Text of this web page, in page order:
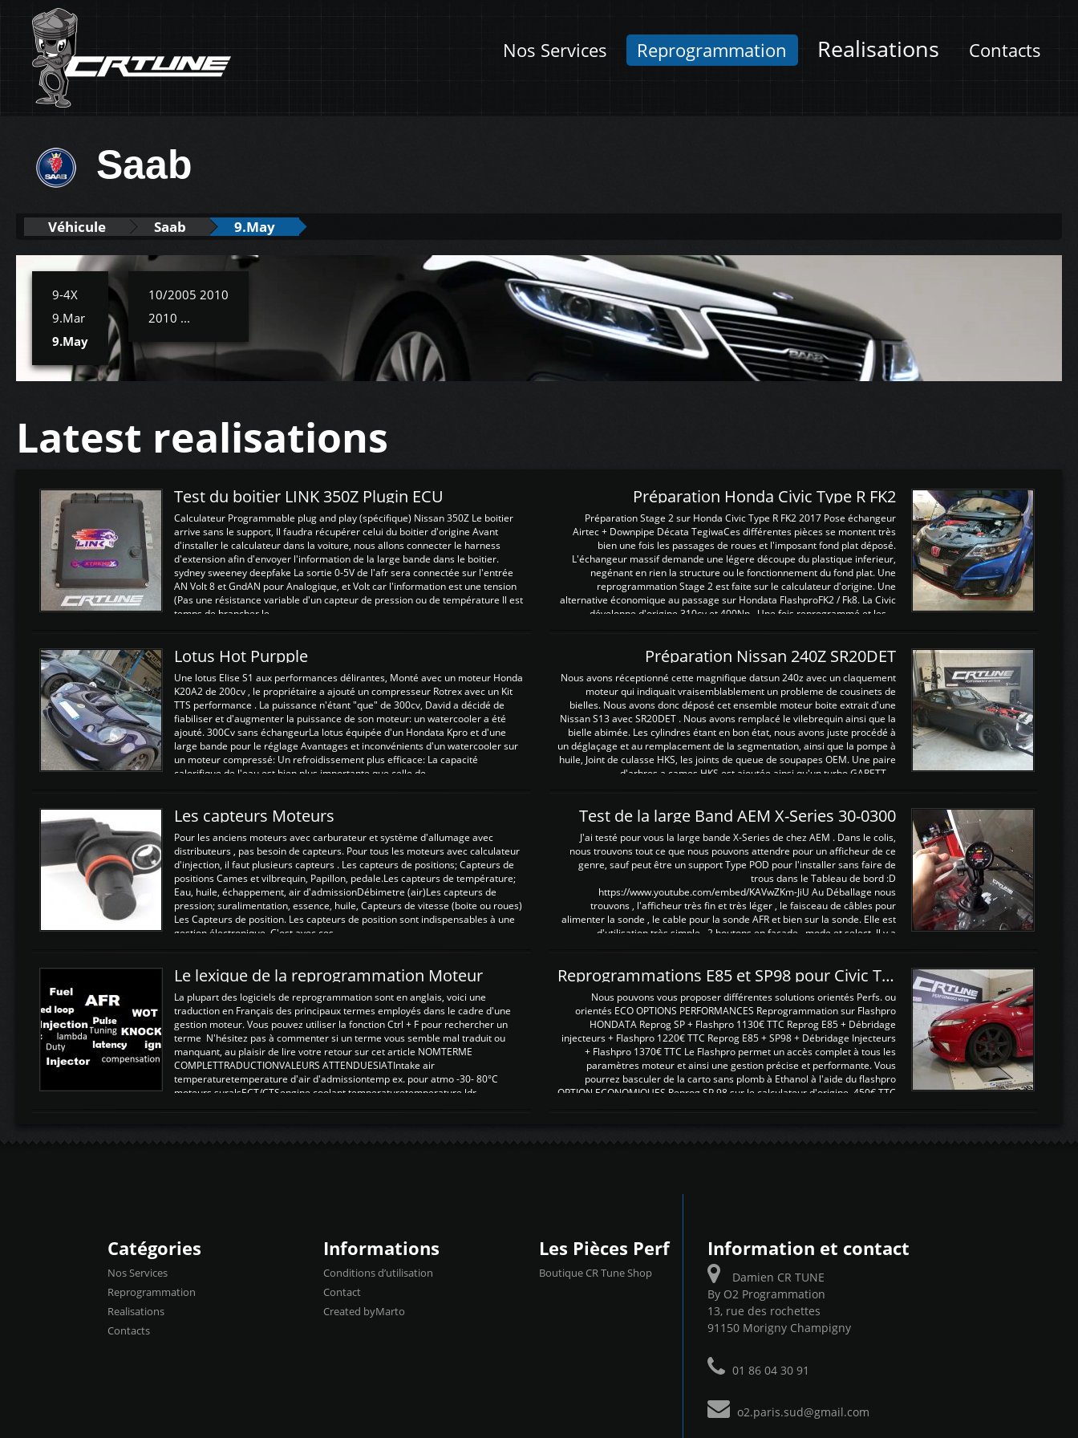
Nos Services Reprogrammation Realisations Contacts
Saab
Véhicule Saab 9.May
9-4X
9.Mar
9.May
10/2005 2010
2010 ...
Latest realisations
Test du boitier LINK 350Z Plugin ECU
Calculateur Programmable plug and play (spécifique) Nissan 350Z Le boitier
arrive sans le support, Il faudra récupérer celui du boitier d'origine Avant
d'installer le calculateur dans la voiture, nous allons connecter le harness
d'extension afin d'envoyer l'information de la large bande dans le boitier.
sydney sweeney deepfake La sortie 0-5V de l'afr sera connectée sur l'entrée
AN Volt 8 et GndAN pour Analogique, et Volt car l'information est une tension
(Pas une résistance variable d'un capteur de pression ou de température Il est
temps de brancher le ...
Préparation Honda Civic Type R FK2
Préparation Stage 2 sur Honda Civic Type R FK2 2017 Pose échangeur
Airtec + Downpipe Décata TegiwaCes différentes pièces se montent très
bien une fois les passages de roues et l'imposant fond plat déposé.
L'échangeur massif demande une légere découpe du plastique inferieur,
negénant en rien la structure ou le fonctionnement du fond plat. Une
reprogrammation Stage 2 est faite sur le calculateur d'origine. Une
alternative économique au passage sur Hondata FlashproFK2 / Fk8. La Civic
développe d'origine 310cv et 400Nn , Une fois reprogrammé et les ...
Lotus Hot Purpple
Une lotus Elise S1 aux performances délirantes, Monté avec un moteur Honda
K20A2 de 200cv , le propriétaire a ajouté un compresseur Rotrex avec un Kit
TTS performance . La puissance n'étant "que" de 300cv, David a décidé de
fiabiliser et d'augmenter la puissance de son moteur: un watercooler a été
ajouté. 300Cv sans échangeurLa lotus équipée d'un Hondata Kpro et d'une
large bande pour le réglage Avantages et inconvénients d'un watercooler sur
un moteur compressé: Un refroidissement plus efficace: La capacité
calorifique de l'eau est bien plus importante que celle de ...
Préparation Nissan 240Z SR20DET
Nous avons réceptionné cette magnifique datsun 240z avec un claquement
moteur qui indiquait vraisemblablement un probleme de cousinets de
bielles. Nous avons donc déposé cet ensemble moteur boite extrait d'une
Nissan S13 avec SR20DET . Nous avons remplacé le vilebrequin ainsi que la
bielle abimée. Les cylindres étant en bon état, nous avons juste procédé à
un déglaçage et au remplacement de la segmentation, ainsi que la pompe à
huile, Joint de culasse HKS, les joints de queue de soupapes OEM. Une paire
d'arbres a cames HKS est ajoutée ainsi qu'un turbo GARETT ...
Les capteurs Moteurs
Pour les anciens moteurs avec carburateur et système d'allumage avec
distributeurs , pas besoin de capteurs. Pour tous les moteurs avec calculateur
d'injection, il faut plusieurs capteurs . Les capteurs de positions; Capteurs de
positions Cames et vilbrequin, Papillon, pedale.Les capteurs de température;
Eau, huile, échappement, air d'admissionDébimetre (air)Les capteurs de
pression; suralimentation, essence, huile, Capteurs de vitesse (boite ou roues)
Les Capteurs de position. Les capteurs de position sont indispensables à une
gestion électronique. C'est avec ces ...
Test de la large Band AEM X-Series 30-0300
J'ai testé pour vous la large bande X-Series de chez AEM . Dans le colis,
nous trouvons tout ce que nous pouvons attendre pour un afficheur de ce
genre, sauf peut être un support Type POD pour l'installer sans faire de
trous dans le Tableau de bord :D
https://www.youtube.com/embed/KAVwZKm-JiU Au Déballage nous
trouvons , l'afficheur très fin et très léger , le faisceau de câbles pour
alimenter la sonde , le cable pour la sonde AFR et bien sur la sonde. Elle est
d'utilisation très simple , 2 boutons en façade , mode et select. Il y a
Le lexique de la reprogrammation Moteur
La plupart des logiciels de reprogrammation sont en anglais, voici une
traduction en Français des principaux termes employés dans le cadre d'une
gestion moteur. Vous pouvez utiliser la fonction Ctrl + F pour rechercher un
terme N'hésitez pas à commenter si un terme vous semble mal traduit ou
manquant, au plaisir de lire votre retour sur cet article NOMTERME
COMPLETTRADUCTIONVALEURS ATTENDUESIATIntake air
temperaturetemperature d'air d'admissiontemp ex. pour atmo -30- 80°C
moteurs suralsECT/CTSengine coolant temperaturetemperature ldr
Reprogrammations E85 et SP98 pour Civic Type R FN2
Nous pouvons vous proposer différentes solutions orientés Perfs. ou
orientés ECO OPTIONS PERFORMANCES Reprogrammation sur Flashpro
HONDATA Reprog SP + Flashpro 1130€ TTC Reprog E85 + Débridage
injecteurs + Flashpro 1220€ TTC Reprog E85 + SP98 + Débridage Injecteurs
+ Flashpro 1370€ TTC Le Flashpro permet un accès complet à tous les
paramètres moteur et ainsi une gestion précise et performante. Vous
pourrez basculer de la carto sans plomb à Ethanol à l'aide du flashpro
OPTION ECONOMIQUES Reprog SP 98 sur le calculateur d'origine 450€ TTC
Catégories
Nos Services
Reprogrammation
Realisations
Contacts
Informations
Conditions d’utilisation
Contact
Created byMarto
Les Pièces Perf
Boutique CR Tune Shop
Information et contact
Damien CR TUNE
By O2 Programmation
13, rue des rochettes
91150 Morigny Champigny
01 86 04 30 91
o2.paris.sud@gmail.com